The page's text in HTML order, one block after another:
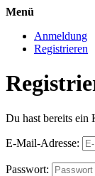
Menü
Anmeldung
Registrieren
Du hast bereits ein
E-Mail-Adresse:
Passwort: